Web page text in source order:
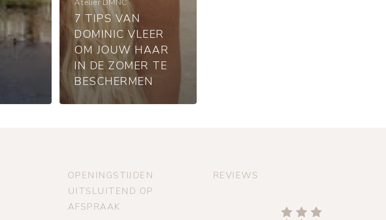
Atelier DMNC
7 TIPS VAN
DOMINIC VLEER
OM JOUW HAAR
IN DE ZOMER TE
BESCHERMEN
OPENINGSTIJDEN
UITSLUITEND OP
AFSPRAAK
REVIEWS